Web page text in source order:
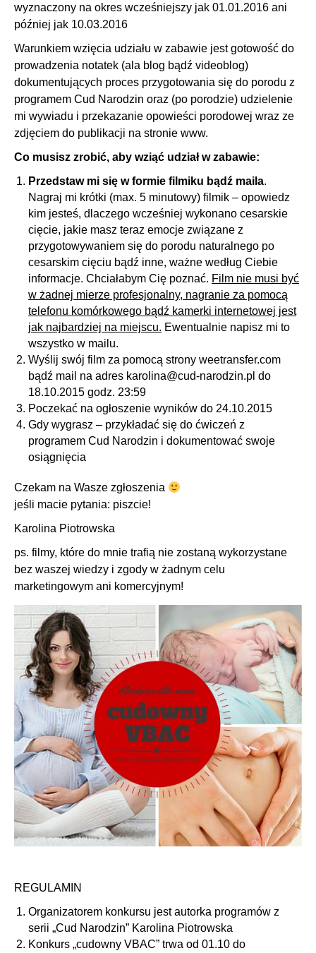
wyznaczony na okres wcześniejszy jak 01.01.2016 ani
później jak 10.03.2016
Warunkiem wzięcia udziału w zabawie jest gotowość do
prowadzenia notatek (ala blog bądź videoblog)
dokumentujących proces przygotowania się do porodu z
programem Cud Narodzin oraz (po porodzie) udzielenie
mi wywiadu i przekazanie opowieści porodowej wraz ze
zdjęciem do publikacji na stronie www.
Co musisz zrobić, aby wziąć udział w zabawie:
Przedstaw mi się w formie filmiku bądź maila.
Nagraj mi krótki (max. 5 minutowy) filmik – opowiedz
kim jesteś, dlaczego wcześniej wykonano cesarskie
cięcie, jakie masz teraz emocje związane z
przygotowywaniem się do porodu naturalnego po
cesarskim cięciu bądź inne, ważne według Ciebie
informacje. Chciałabym Cię poznać. Film nie musi być
w żadnej mierze profesjonalny, nagranie za pomocą
telefonu komórkowego bądź kamerki internetowej jest
jak najbardziej na miejscu. Ewentualnie napisz mi to
wszystko w mailu.
Wyślij swój film za pomocą strony weetransfer.com
bądź mail na adres karolina@cud-narodzin.pl do
18.10.2015 godz. 23:59
Poczekać na ogłoszenie wyników do 24.10.2015
Gdy wygrasz – przykładać się do ćwiczeń z
programem Cud Narodzin i dokumentować swoje
osiągnięcia
Czekam na Wasze zgłoszenia
jeśli macie pytania: piszcie!
Karolina Piotrowska
ps. filmy, które do mnie trafią nie zostaną wykorzystane
bez waszej wiedzy i zgody w żadnym celu
marketingowym ani komercyjnym!
REGULAMIN
Organizatorem konkursu jest autorka programów z
serii „Cud Narodzin” Karolina Piotrowska
Konkurs „cudowny VBAC” trwa od 01.10 do